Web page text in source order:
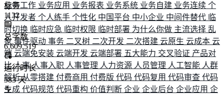
业务工作 业务应用 业务报表 业务系统 业务自建 业务连续 个
人开发者 个人练手 个性化 中国平台 中小企业 中间件替代 临
时切换 临时应急 临时权限 临时部署 为什么你做 主流选择 乱
象 事件驱动 事务 二叉树 二次开发 二次搭建 云原生 云成本 云
端 云端免安装 云端开发 云端部署 五大能力 交叉验证 产品对
比人事人事入职 人事管理 人力资源 人员管理 人工智能 人群
解析从零搭建 付费商用 付费版 代码 代码复用 代码审查 代码
生成 代码规范 代码重构 价值判断 企业 企业后台 企业应用 企
标签
1132
总字数
6,609,519
运行时长
583 天